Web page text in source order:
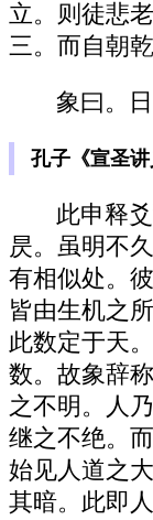
立。则徒悲
三。而自朝乾
象曰。
孔子《宣圣讲
此申释
昃。虽明不
有相似处。
皆由生机之
此数定于天
数。故象辞
之不明。人
继之不绝。
始见人道之
其暗。此即